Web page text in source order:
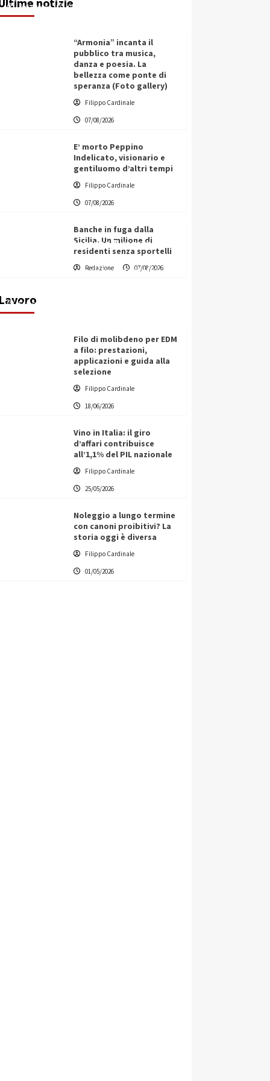
Redazione 07/08/2026
“Armonia” incanta il
pubblico tra musica,
danza e poesia. La
bellezza come ponte di
speranza (Foto gallery)
Filippo Cardinale
07/08/2026
E’ morto Peppino
Indelicato, visionario e
gentiluomo d’altri tempi
Filippo Cardinale
07/08/2026
Banche in fuga dalla
Sicilia. Un milione di
residenti senza sportelli
Redazione 07/08/2026
Lavoro
L’ingegnere saccense Buscarnera
partner chiave di un progetto
transnazionale per la transizione
Filippo Cardinale
Filo di molibdeno per EDM
a filo: prestazioni,
applicazioni e guida alla
selezione
Filippo Cardinale
18/06/2026
Vino in Italia: il giro
d’affari contribuisce
all’1,1% del PIL nazionale
Filippo Cardinale
25/05/2026
Noleggio a lungo termine
con canoni proibitivi? La
storia oggi è diversa
Filippo Cardinale
01/05/2026